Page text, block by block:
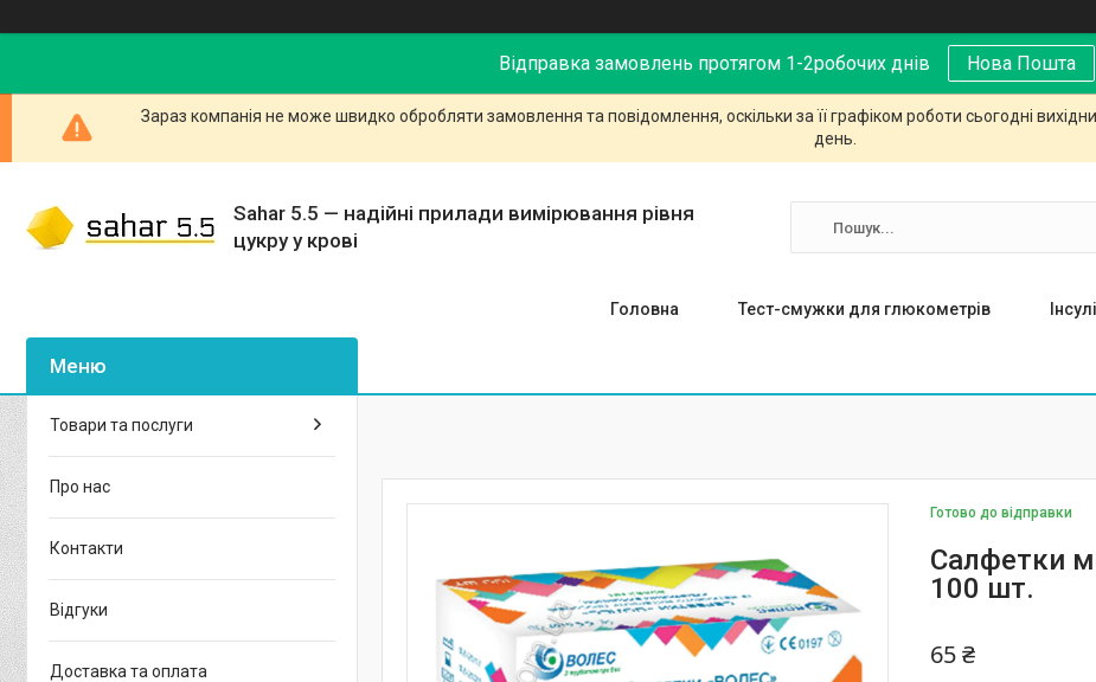
Відправка замовлень протягом 1-2робочих днів Нова Пошта
Зараз компанія не може швидко обробляти замовлення та повідомлення, оскільки за її графіком роботи сьогодні
день.
Sahar 5.5 — надійні прилади вимірювання рівня
цукру у крові
Головна Тест-смужки для глюкометрів
Готово до відправки
Салфетки
100 шт.
65 ₴
Товари та послуги
Про нас
Контакти
Відгуки
Доставка та оплата